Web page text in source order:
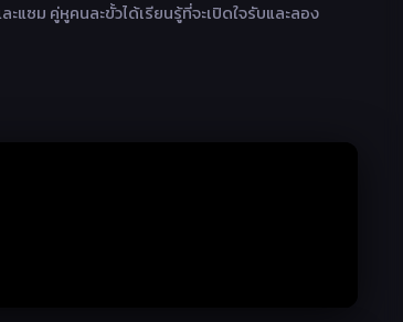
แซม คู่หูคนละขั้วได้เรียนรู้ที่จะเปิดใจรับและลอง